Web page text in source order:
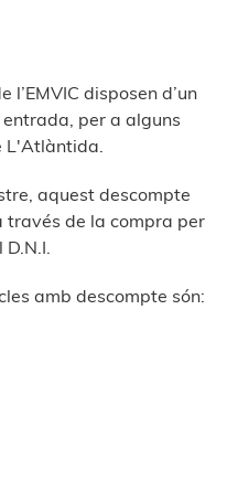
l’EMVIC disposen d’un
per a alguns
L'Atlàntida.
aquest descompte
de la compra per
amb descompte són: